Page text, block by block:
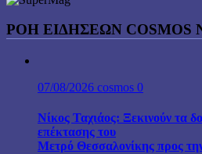
ΡΟΉ ΕΙΔΉΣΕΩΝ COSMOS
07/08/2026 cosmos 0
Νίκος Ταχιάος: Ξεκινούν τα
επέκτασης του
Μετρό Θεσσαλονίκης προς